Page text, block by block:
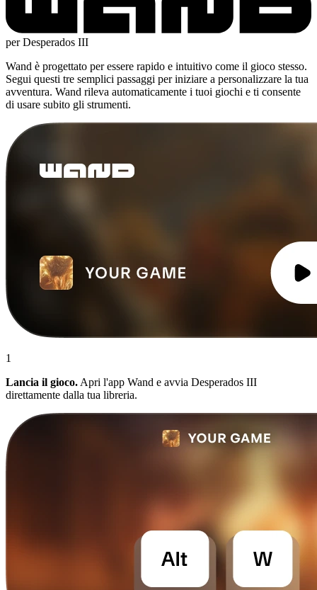
per Desperados III
Wand è progettato per essere rapido e intuitivo come il gioco stesso.
Segui questi tre semplici passaggi per iniziare a personalizzare la tua
avventura. Wand rileva automaticamente i tuoi giochi e ti consente
di usare subito gli strumenti.
1
Lancia il gioco. Apri l'app Wand e avvia Desperados III
direttamente dalla tua libreria.